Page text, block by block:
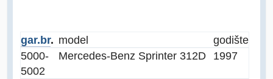
gar.br. model
godište
5000-
5002
Mercedes-Benz Sprinter 312D 1997